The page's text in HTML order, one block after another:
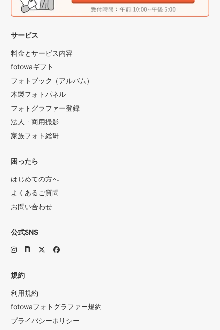
サービス
料金とサービス内容
fotowaギフト
フォトブック（アルバム）
木製フォトパネル
フォトグラファー登録
法人・商用撮影
家族フォト総研
困ったら
はじめての方へ
よくあるご質問
お問い合わせ
公式SNS
規約
利用規約
fotowaフォトグラファー規約
プライバシーポリシー